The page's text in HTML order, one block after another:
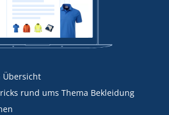
Übersicht
rund ums Thema Bekleidung